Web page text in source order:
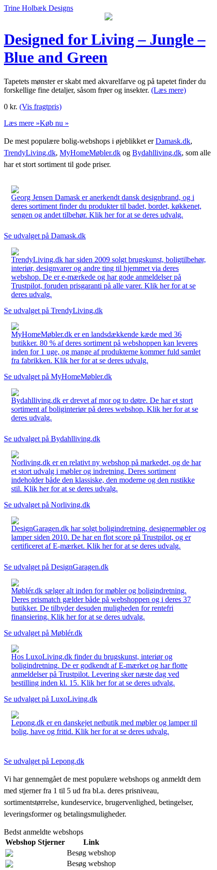
Trine Holbæk Designs
Designed for Living – Jungle –
Blue and Green
Tapetets mønster er skabt med akvarelfarve og på tapetet finder du
forskellige fine detaljer, såsom frøer og insekter. (Læs mere)
0 kr. (Vis fragtpris)
Læs mere »Køb nu »
De mest populære bolig-webshops i øjeblikket erDamask.dk,
TrendyLiving.dk, MyHomeMøbler.dk og Bydahlliving.dk, som alle
har et stort sortiment til gode priser.
Georg Jensen Damask er anerkendt dansk designbrand, og i
deres sortiment finder du produkter til badet, bordet, køkkenet,
sengen og andet tilbehør. Klik her for at se deres udvalg.
Se udvalget på Damask.dk
TrendyLiving.dk har siden 2009 solgt brugskunst, boligtilbehør,
interiør, designvarer og andre ting til hjemmet via deres
webshop. De er e-mærkede og har gode anmeldelser på
Trustpilot, foruden prisgaranti på alle varer. Klik her for at se
deres udvalg.
Se udvalget på TrendyLiving.dk
MyHomeMøbler.dk er en landsdækkende kæde med 36
butikker. 80 % af deres sortiment på webshoppen kan leveres
inden for 1 uge, og mange af produkterne kommer fuld samlet
fra fabrikken. Klik her for at se deres udvalg.
Se udvalget på MyHomeMøbler.dk
Bydahlliving.dk er drevet af mor og to døtre. De har et stort
sortiment af boliginteriør på deres webshop. Klik her for at se
deres udvalg.
Se udvalget på Bydahlliving.dk
Norliving.dk er en relativt ny webshop på markedet, og de har
et stort udvalg i møbler og indretning. Deres sortiment
indeholder både den klassiske, den moderne og den rustikke
stil. Klik her for at se deres udvalg.
Se udvalget på Norliving.dk
DesignGaragen.dk har solgt boligindretning, designermøbler og
lamper siden 2010. De har en flot score på Trustpilot, og er
certificeret af E-mærket. Klik her for at se deres udvalg.
Se udvalget på DesignGaragen.dk
Møblér.dk sælger alt inden for møbler og boligindretning.
Deres prismatch gælder både på webshoppen og i deres 37
butikker. De tilbyder desuden muligheden for rentefri
finansiering. Klik her for at se deres udvalg.
Se udvalget på Møblér.dk
Hos LuxoLiving.dk finder du brugskunst, interiør og
boligindretning. De er godkendt af E-mærket og har flotte
anmeldelser på Trustpilot. Levering sker næste dag ved
bestilling inden kl. 15. Klik her for at se deres udvalg.
Se udvalget på LuxoLiving.dk
Lepong.dk er en danskejet netbutik med møbler og lamper til
bolig, have og fritid. Klik her for at se deres udvalg.
Se udvalget på Lepong.dk
Vi har gennemgået de mest populære webshops og anmeldt dem
med stjerner fra 1 til 5 ud fra bl.a. deres prisniveau,
sortimentstørrelse, kundeservice, brugervenlighed, betingelser,
leveringsformer og betalingsmuligheder.
Bedst anmeldte webshops
Webshop Stjerner
Link
Besøg webshop
Besøg webshop